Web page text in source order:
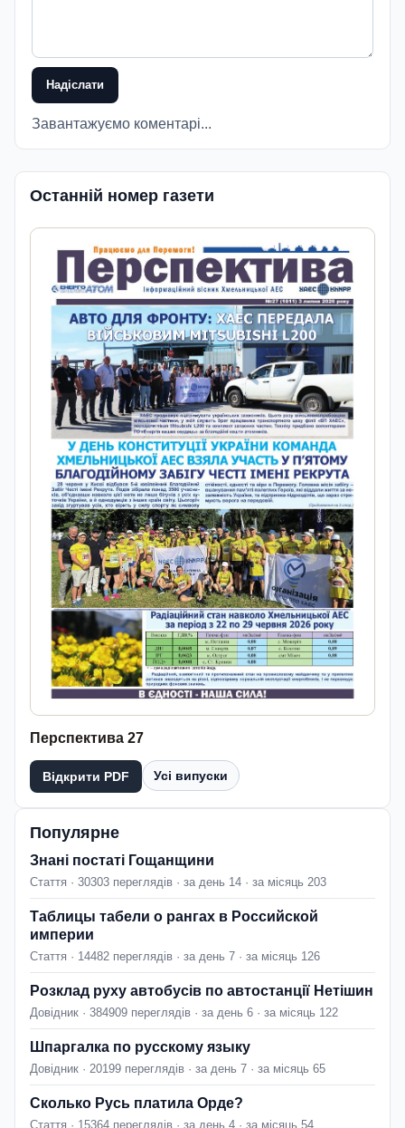
Надіслати
Завантажуємо коментарі...
Останній номер газети
Перспектива 27
Відкрити PDF Усі випуски
Популярне
Знані постаті Гощанщини
Стаття · 30303 переглядів · за день 14 · за місяць 203
Таблицы табели о рангах в Российской
империи
Стаття · 14482 переглядів · за день 7 · за місяць 126
Розклад руху автобусів по автостанції Нетішин
Довідник · 384909 переглядів · за день 6 · за місяць 122
Шпаргалка по русскому языку
Довідник · 20199 переглядів · за день 7 · за місяць 65
Сколько Русь платила Орде?
Стаття · 15364 переглядів · за день 4 · за місяць 54